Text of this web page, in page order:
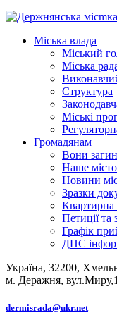
Міська влада
Міський
Міська
Структура
Міські
Громадянам
Вони
Наше місто
Новини
Зразки
Квартирна
Петиції та
Графік
ДПС
Україна, 32200,
м. Деражня,
dermisrada@ukr.net